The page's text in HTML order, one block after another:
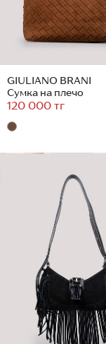
GIULIANO BRANI
Сумка на плечо
120 000 тг